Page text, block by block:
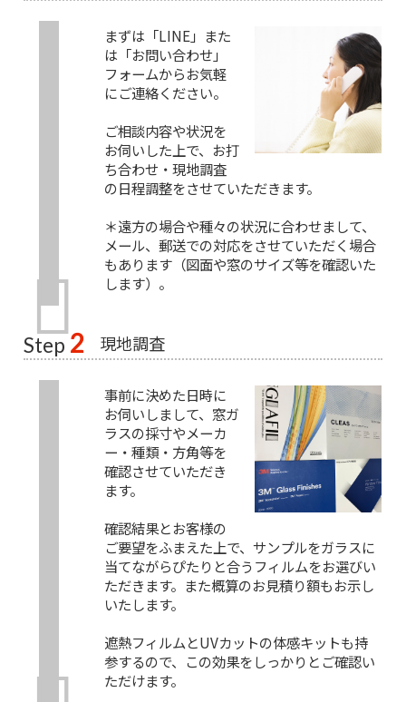
まずは「LINE」また
は「お問い合わせ」
フォームからお気軽
にご連絡ください。
ご相談内容や状況を
お伺いした上で、お打
ち合わせ・現地調査
の日程調整をさせていただきます。
＊遠方の場合や種々の状況に合わせまして、
メール、郵送での対応をさせていただく場合
もあります（図面や窓のサイズ等を確認いた
します）。
Step 2 現地調査
事前に決めた日時に
お伺いしまして、窓ガ
ラスの採寸やメーカ
ー・種類・方角等を
確認させていただき
ます。
確認結果とお客様の
ご要望をふまえた上で、サンプルをガラスに
当てながらぴたりと合うフィルムをお選びい
ただきます。また概算のお見積り額もお示し
いたします。
遮熱フィルムとUVカットの体感キットも持
参するので、この効果をしっかりとご確認い
ただけます。